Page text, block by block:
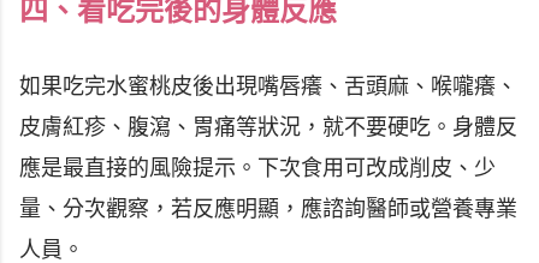
四、看吃完後的身體反應
如果吃完水蜜桃皮後出現嘴唇癢、舌頭麻、喉嚨癢、
皮膚紅疹、腹瀉、胃痛等狀況，就不要硬吃。身體反
應是最直接的風險提示。下次食用可改成削皮、少
量、分次觀察，若反應明顯，應諮詢醫師或營養專業
人員。